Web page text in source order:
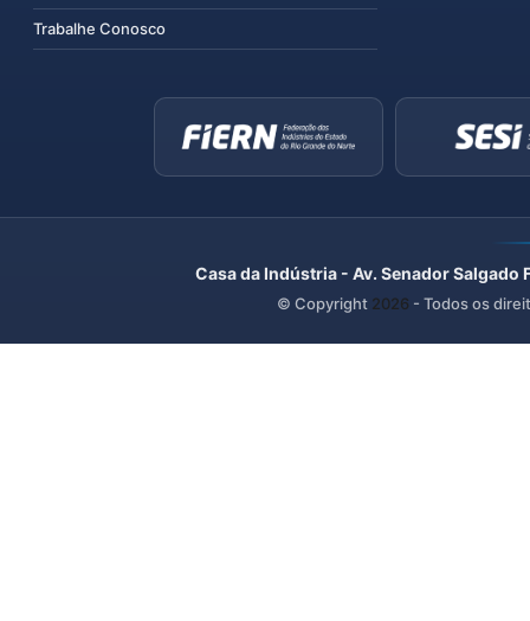
Trabalhe Conosco
Casa da Indústria - Av. Senador
© Copyright 2026 - Todos os